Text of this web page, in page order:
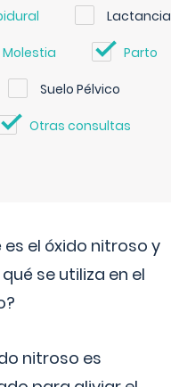
Lactancia
Molestia Parto
Suelo Pélvico
Otras consultas
es el óxido nitroso y
se utiliza en el
nitroso es